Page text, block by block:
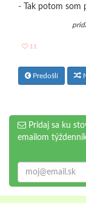
- Tak potom som
11
Predošlí
Pridaj sa ku
emailom